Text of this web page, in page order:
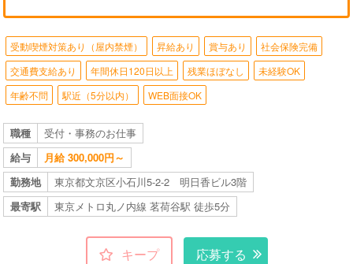
受動喫煙対策あり（屋内禁煙） 昇給あり 賞与あり
社会保険完備
交通費支給あり
年間休日120日以上 残業ほぼなし
未経験OK
年齢不問
駅近（5分以内） WEB面接OK
職種
受付・事務のお仕事
給与
月給 300,000円～
勤務地
東京都文京区小石川5-2-2 明日香ビル3階
最寄駅
東京メトロ丸ノ内線 茗荷谷駅 徒歩5分
キープ 応募する